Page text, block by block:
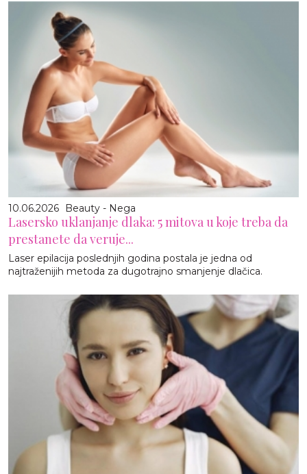
10.06.2026 Beauty - Nega
Lasersko uklanjanje dlaka: 5 mitova u koje treba da
prestanete da veruje...
Laser epilacija poslednjih godina postala je jedna od
najtraženijih metoda za dugotrajno smanjenje dlačica.